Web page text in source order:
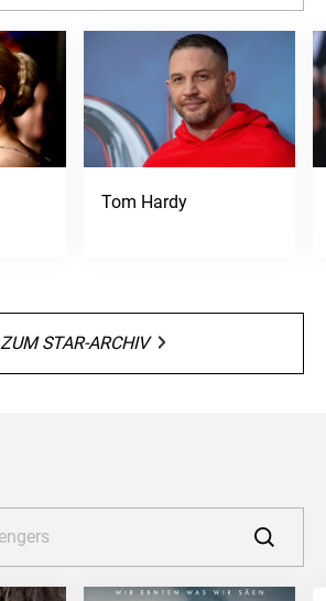
Tom Hardy
ZUM STAR-ARCHIV